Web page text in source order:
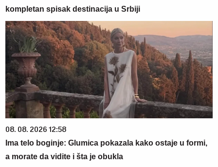
kompletan spisak destinacija u Srbiji
08. 08. 2026 12:58
Ima telo boginje: Glumica pokazala kako ostaje u formi,
a morate da vidite i šta je obukla